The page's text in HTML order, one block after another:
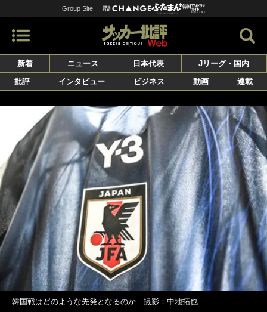
Group Site
新着 ニュース 日本代表
Jリーグ・国内
批評
インタビュー ビジネス 動画 連載
韓国戦はどのような先発となるのか 撮影：中地拓也